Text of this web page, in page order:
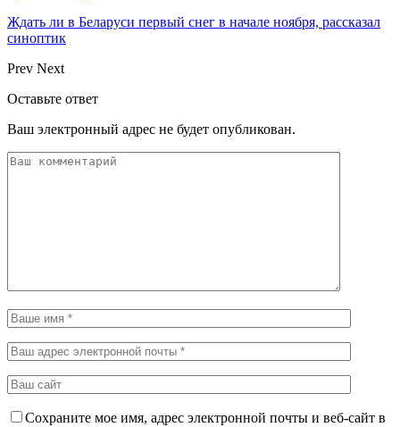
Ждать ли в Беларуси первый снег в начале ноября, рассказал
синоптик
Prev Next
Оставьте ответ
Ваш электронный адрес не будет опубликован.
Сохраните мое имя, адрес электронной почты и веб-сайт в